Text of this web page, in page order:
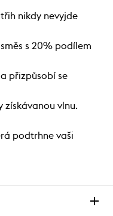
nikdy nevyjde
s 20% podílem
přizpůsobí se
získávanou vlnu.
podtrhne vaši